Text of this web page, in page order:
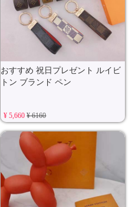
おすすめ 祝日プレゼント ルイビ
トン ブランド ペン
¥ 5,660¥ 6160